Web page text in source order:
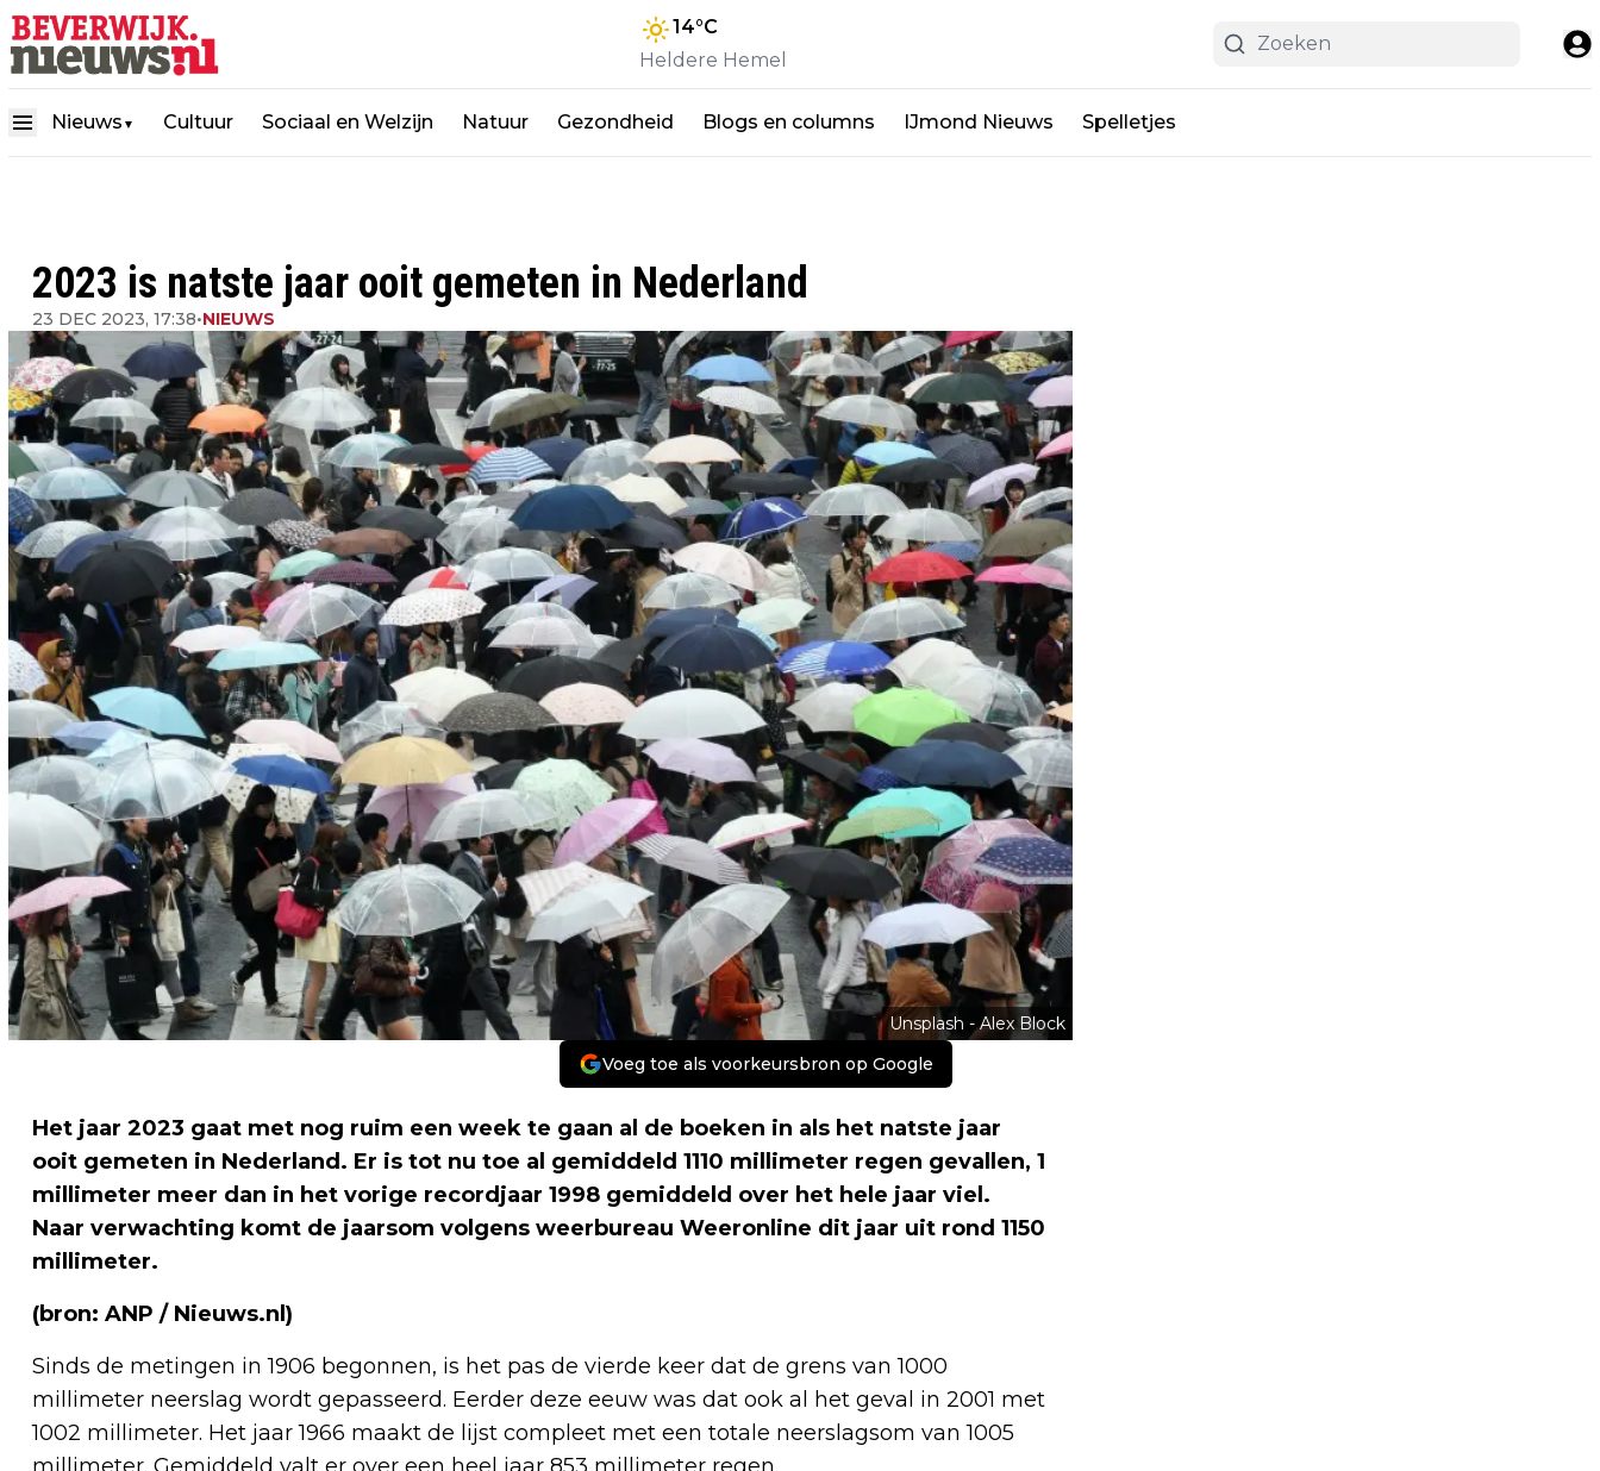
14°C
Heldere Hemel
Nieuws ▼ Cultuur Sociaal en Welzijn Natuur Gezondheid Blogs en columns IJmond Nieuws Spelletjes
2023 is natste jaar ooit gemeten in Nederland
23 DEC 2023, 17:38•NIEUWS
Unsplash - Alex Block
Voeg toe als voorkeursbron op Google
Het jaar 2023 gaat met nog ruim een week te gaan al de boeken in als het natste jaar
ooit gemeten in Nederland. Er is tot nu toe al gemiddeld 1110 millimeter regen gevallen, 1
millimeter meer dan in het vorige recordjaar 1998 gemiddeld over het hele jaar viel.
Naar verwachting komt de jaarsom volgens weerbureau Weeronline dit jaar uit rond 1150
millimeter.
(bron: ANP / Nieuws.nl)
Sinds de metingen in 1906 begonnen, is het pas de vierde keer dat de grens van 1000
millimeter neerslag wordt gepasseerd. Eerder deze eeuw was dat ook al het geval in 2001 met
1002 millimeter. Het jaar 1966 maakt de lijst compleet met een totale neerslagsom van 1005